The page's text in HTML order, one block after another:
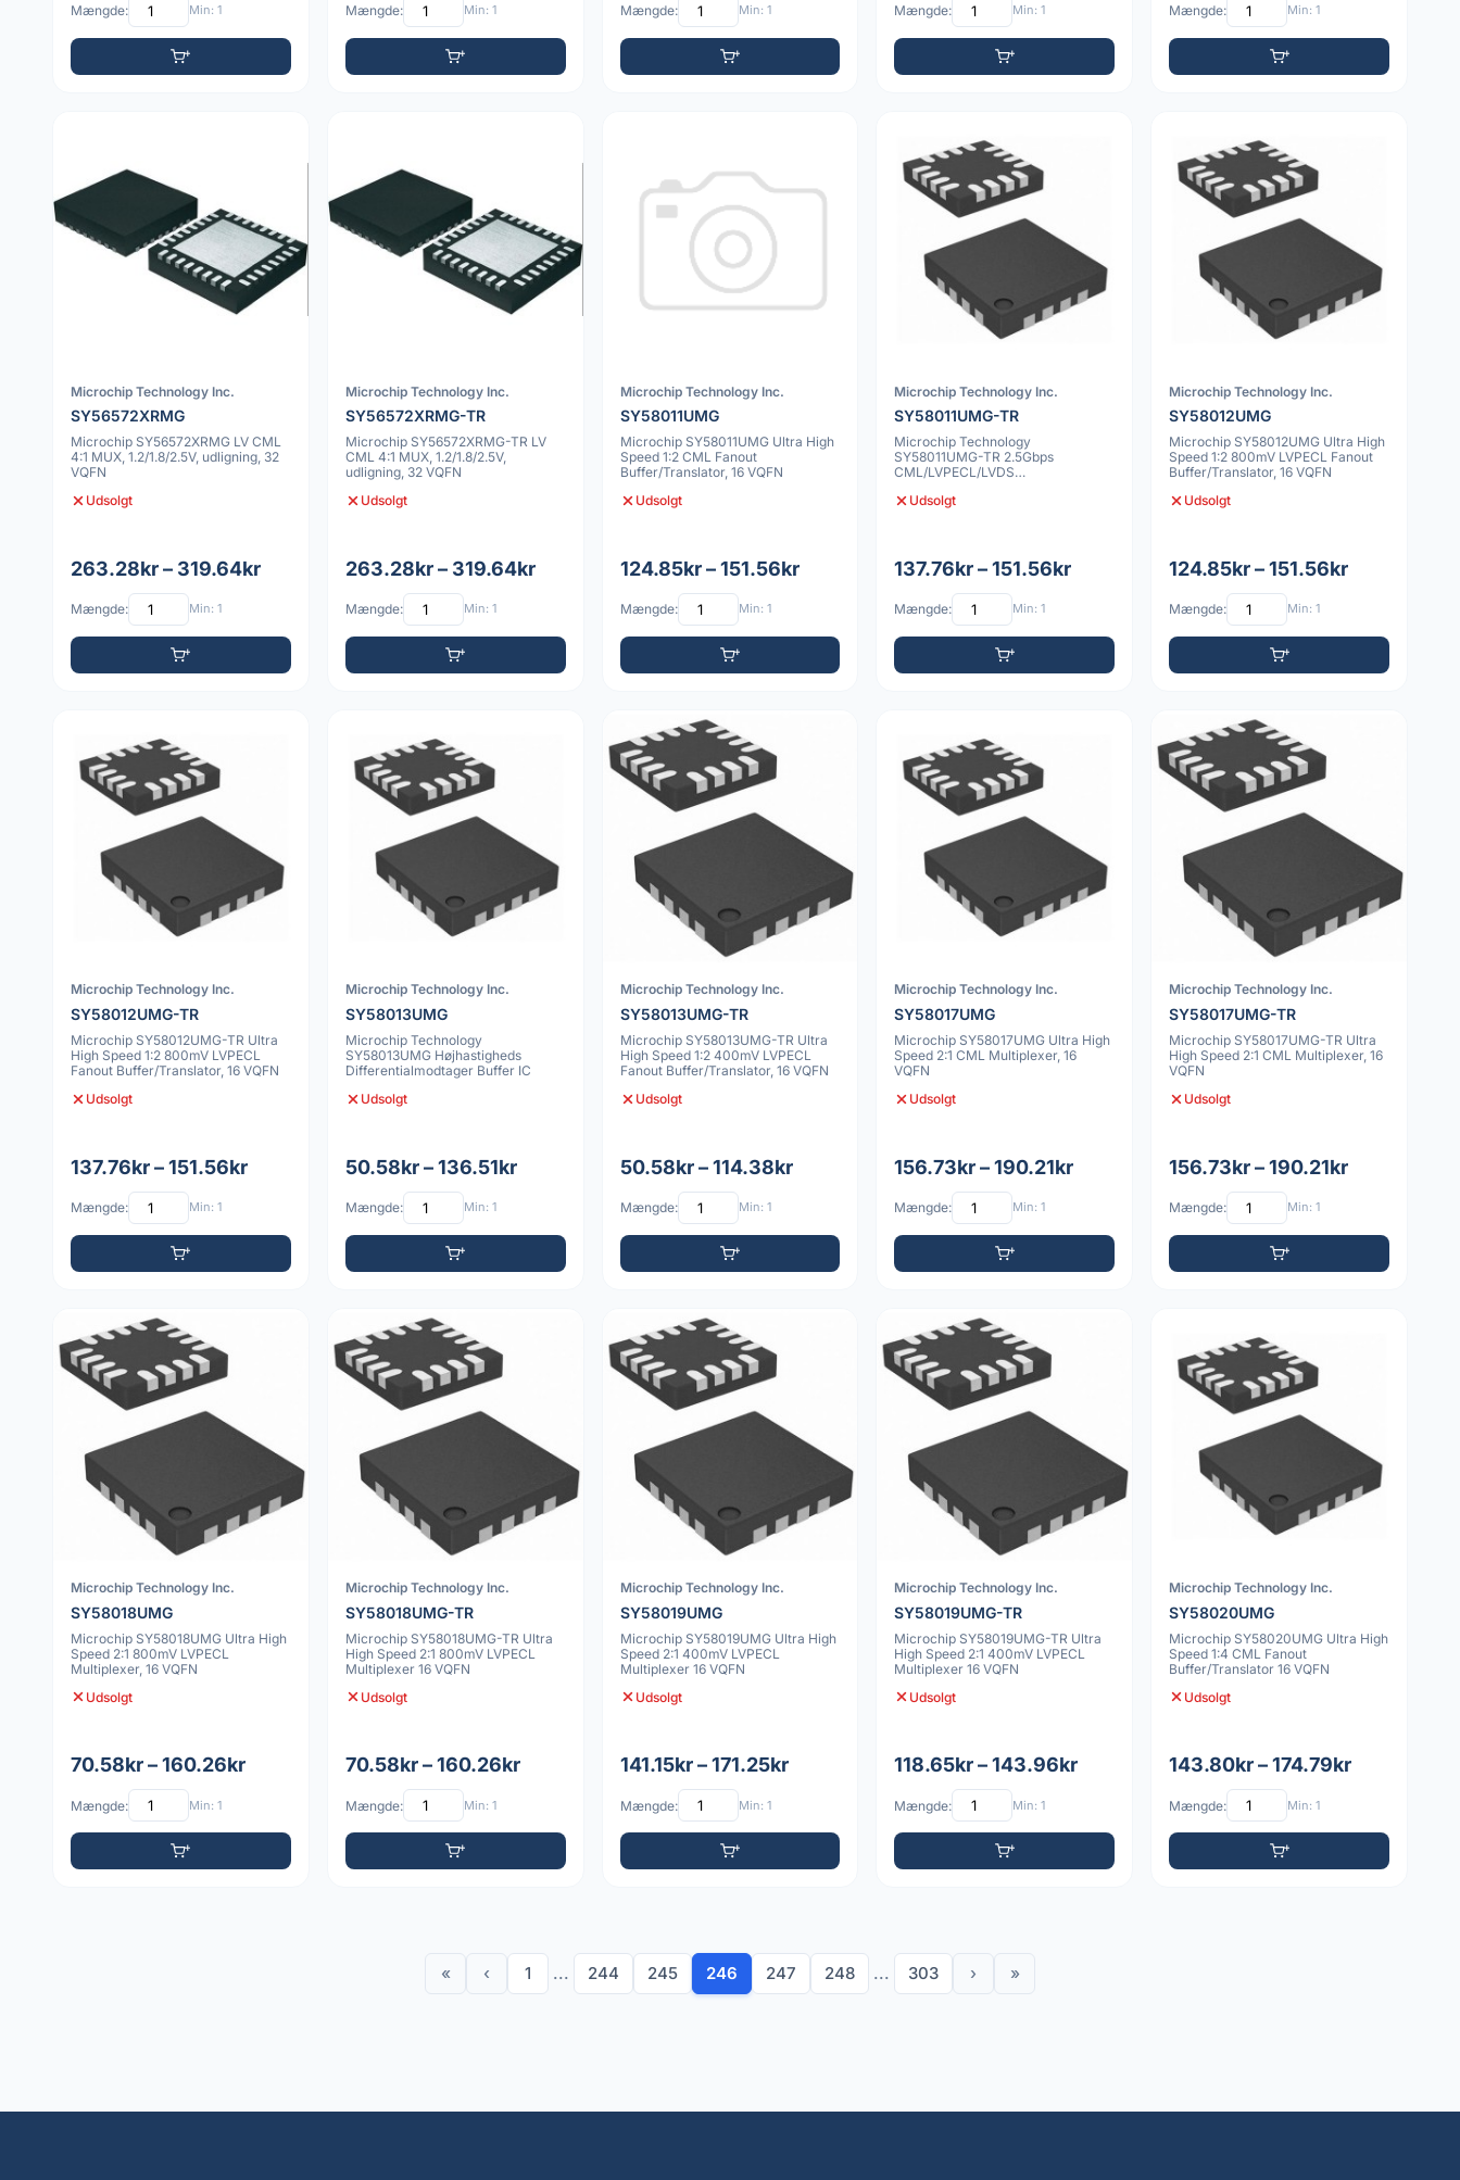
Mængde: Min: 1 Mængde: Min: 1 Mængde: Min: 1 Mængde: Min: 1 Mængde: Min: 1
Microchip Technology Inc.
SY56572XRMG
Microchip SY56572XRMG LV CML
4:1 MUX, 1.2/1.8/2.5V, udligning, 32
VQFN
Udsolgt
263.28kr – 319.64kr
Mængde: Min: 1
Microchip Technology Inc.
SY56572XRMG-TR
Microchip SY56572XRMG-TR LV
CML 4:1 MUX, 1.2/1.8/2.5V,
udligning, 32 VQFN
Udsolgt
263.28kr – 319.64kr
Mængde: Min: 1
Microchip Technology Inc.
SY58011UMG
Microchip SY58011UMG Ultra High
Speed 1:2 CML Fanout
Buffer/Translator, 16 VQFN
Udsolgt
124.85kr – 151.56kr
Mængde: Min: 1
Microchip Technology Inc.
SY58011UMG-TR
Microchip Technology
SY58011UMG-TR 2.5Gbps
CML/LVPECL/LVDS
Udsolgt
137.76kr – 151.56kr
Mængde: Min: 1
Microchip Technology Inc.
SY58012UMG
Microchip SY58012UMG Ultra High
Speed 1:2 800mV LVPECL Fanout
Buffer/Translator, 16 VQFN
Udsolgt
124.85kr – 151.56kr
Mængde: Min: 1
Microchip Technology Inc.
SY58012UMG-TR
Microchip SY58012UMG-TR Ultra
High Speed 1:2 800mV LVPECL
Fanout Buffer/Translator, 16 VQFN
Udsolgt
137.76kr – 151.56kr
Mængde: Min: 1
Microchip Technology Inc.
SY58013UMG
Microchip Technology
SY58013UMG Højhastigheds
Differentialmodtager Buffer IC
Udsolgt
50.58kr – 136.51kr
Mængde: Min: 1
Microchip Technology Inc.
SY58013UMG-TR
Microchip SY58013UMG-TR Ultra
High Speed 1:2 400mV LVPECL
Fanout Buffer/Translator, 16 VQFN
Udsolgt
50.58kr – 114.38kr
Mængde: Min: 1
Microchip Technology Inc.
SY58017UMG
Microchip SY58017UMG Ultra High
Speed 2:1 CML Multiplexer, 16
VQFN
Udsolgt
156.73kr – 190.21kr
Mængde: Min: 1
Microchip Technology Inc.
SY58017UMG-TR
Microchip SY58017UMG-TR Ultra
High Speed 2:1 CML Multiplexer, 16
VQFN
Udsolgt
156.73kr – 190.21kr
Mængde: Min: 1
Microchip Technology Inc.
SY58018UMG
Microchip SY58018UMG Ultra High
Speed 2:1 800mV LVPECL
Multiplexer, 16 VQFN
Udsolgt
70.58kr – 160.26kr
Mængde: Min: 1
Microchip Technology Inc.
SY58018UMG-TR
Microchip SY58018UMG-TR Ultra
High Speed 2:1 800mV LVPECL
Multiplexer 16 VQFN
Udsolgt
70.58kr – 160.26kr
Mængde: Min: 1
Microchip Technology Inc.
SY58019UMG
Microchip SY58019UMG Ultra High
Speed 2:1 400mV LVPECL
Multiplexer 16 VQFN
Udsolgt
141.15kr – 171.25kr
Mængde: Min: 1
Microchip Technology Inc.
SY58019UMG-TR
Microchip SY58019UMG-TR Ultra
High Speed 2:1 400mV LVPECL
Multiplexer 16 VQFN
Udsolgt
118.65kr – 143.96kr
Mængde: Min: 1
Microchip Technology Inc.
SY58020UMG
Microchip SY58020UMG Ultra High
Speed 1:4 CML Fanout
Buffer/Translator 16 VQFN
Udsolgt
143.80kr – 174.79kr
Mængde: Min: 1
« ‹ 1 ... 244 245 246 247 248 ... 303 › »